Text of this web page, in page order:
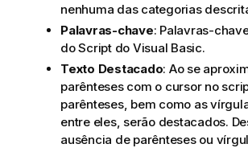
nenhuma das categorias
Palavras-chave: Palavras-
do Script do Visual Basic.
Texto Destacado: Ao se
parênteses com o cursor no
parênteses, bem como as
entre eles, serão destacados.
ausência de parênteses ou